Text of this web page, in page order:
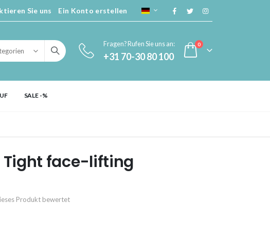
Sie uns Ein Konto erstellen SPRACHE
Fragen? Rufen Sie uns an:
+31 70-30 80 100 Cart
0Artikel
SALE -%
Tight face-lifting
Produkt bewertet